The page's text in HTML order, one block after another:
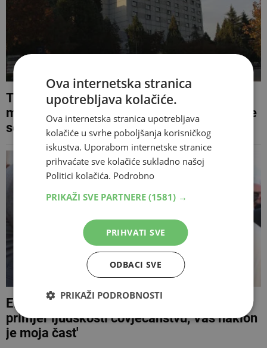
Treba li veza za posao u bolnici? Iskustva
mladih o zapošljavanju u SKB Mostar dijele
se javno
ENIS BEŠLAGIĆ PAPI FRANJI 'Hvala za
primjer ljudskosti čovječanstvu, Vaš naklon
je moja čast'
Ova internetska stranica
upotrebljava kolačiće.
Ova internetska stranica upotrebljava
kolačiće u svrhe poboljšanja korisničkog
iskustva. Uporabom internetske stranice
prihvaćate sve kolačiće sukladno našoj
Politici kolačića. Podrobno
PRIKAŽI SVE PARTNERE (1581) →
PRIHVATI SVE
ODBACI SVE
PRIKAŽI PODROBNOSTI